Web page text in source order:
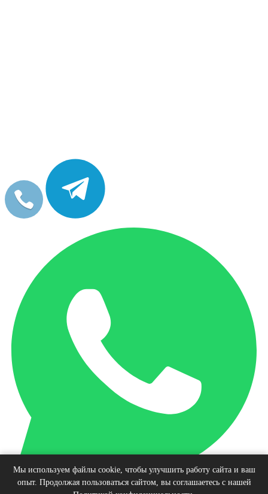
Наверх
Мы используем файлы cookie, чтобы улучшить работу сайта и ваш
опыт. Продолжая пользоваться сайтом, вы соглашаетесь с нашей